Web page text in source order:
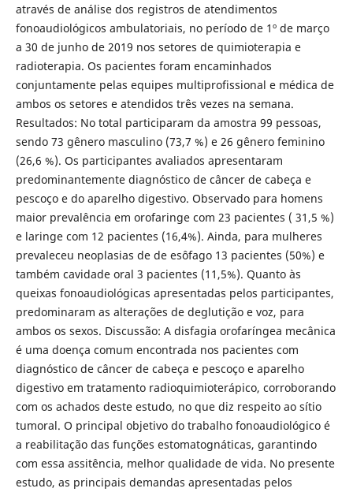
através de análise dos registros de atendimentos
fonoaudiológicos ambulatoriais, no período de 1º de março
a 30 de junho de 2019 nos setores de quimioterapia e
radioterapia. Os pacientes foram encaminhados
conjuntamente pelas equipes multiprofissional e médica de
ambos os setores e atendidos três vezes na semana.
Resultados: No total participaram da amostra 99 pessoas,
sendo 73 gênero masculino (73,7 %) e 26 gênero feminino
(26,6 %). Os participantes avaliados apresentaram
predominantemente diagnóstico de câncer de cabeça e
pescoço e do aparelho digestivo. Observado para homens
maior prevalência em orofaringe com 23 pacientes ( 31,5 %)
e laringe com 12 pacientes (16,4%). Ainda, para mulheres
prevaleceu neoplasias de de esôfago 13 pacientes (50%) e
também cavidade oral 3 pacientes (11,5%). Quanto às
queixas fonoaudiológicas apresentadas pelos participantes,
predominaram as alterações de deglutição e voz, para
ambos os sexos. Discussão: A disfagia orofaríngea mecânica
é uma doença comum encontrada nos pacientes com
diagnóstico de câncer de cabeça e pescoço e aparelho
digestivo em tratamento radioquimioterápico, corroborando
com os achados deste estudo, no que diz respeito ao sítio
tumoral. O principal objetivo do trabalho fonoaudiológico é
a reabilitação das funções estomatognáticas, garantindo
com essa assitência, melhor qualidade de vida. No presente
estudo, as principais demandas apresentadas pelos